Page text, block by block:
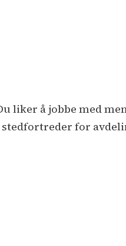
liker å jobbe med
for